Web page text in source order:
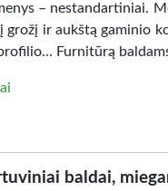
– nestandartiniai.
grožį ir aukštą gaminio
Furnitūrą
baldai,